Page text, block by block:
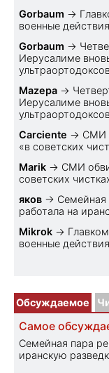
Gorbaum →
военные
Gorbaum →
Иерусалиме
Mazepa →
Иерусалиме
Carciente → СМИ
«в советских
Marik → СМИ
советских
яков → Семейная
работала на
Mikrok →
военные
Обсуждаемое
Самое
Семейная пара
иранскую